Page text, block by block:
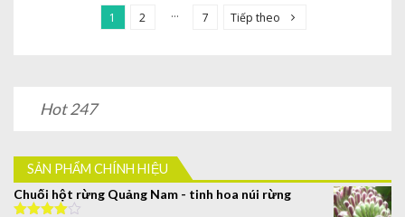
1 2 … 7 Tiếp theo
Hot 247
SẢN PHẨM CHÍNH HIỆU
Chuối hột rừng Quảng Nam - tinh hoa núi rừng